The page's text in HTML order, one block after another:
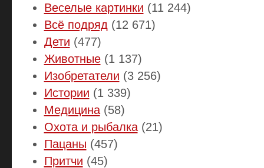
Веселые картинки (11 244)
Всё подряд (12 671)
Дети (477)
Животные(1 137)
Изобретатели (3 256)
Истории (1 339)
Медицина(58)
Охота и рыбалка(21)
Пацаны (457)
Притчи (45)